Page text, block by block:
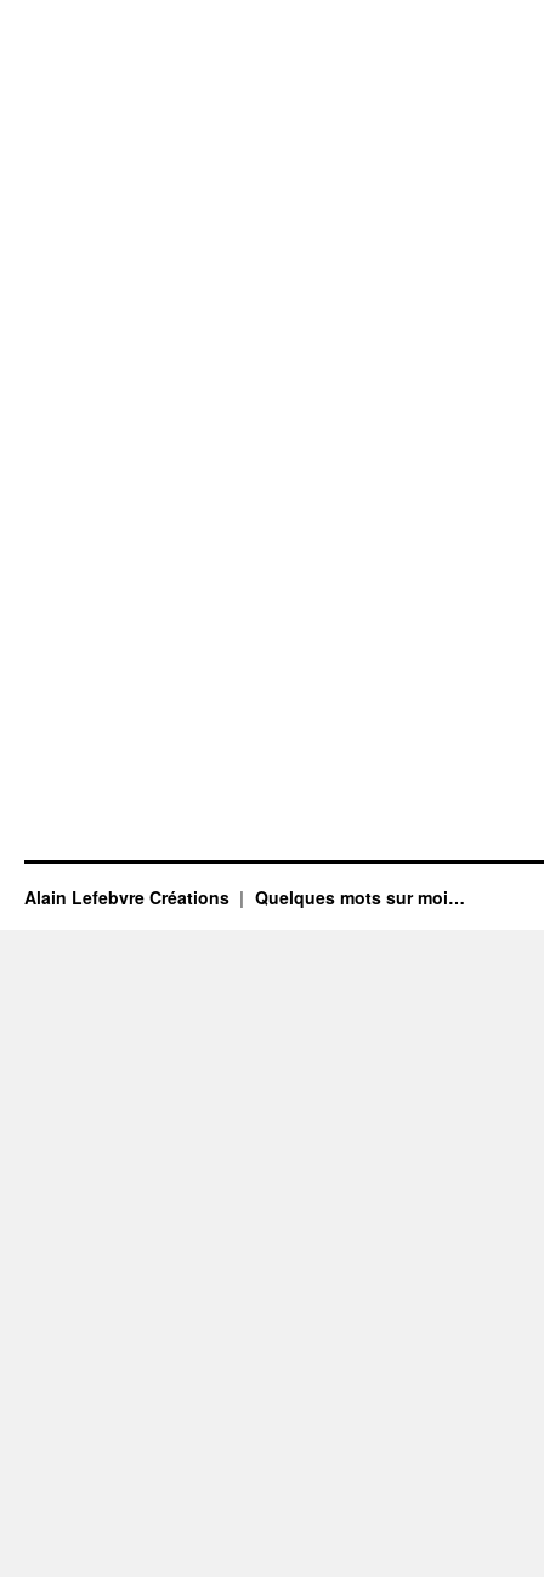
Alain Lefebvre Créations Quelques mots sur moi…